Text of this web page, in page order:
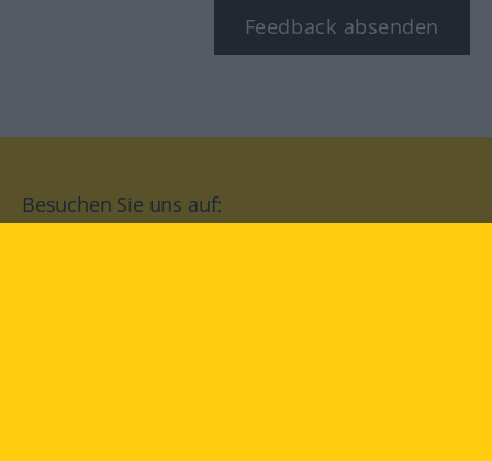
Feedback absenden
Besuchen Sie uns auf: